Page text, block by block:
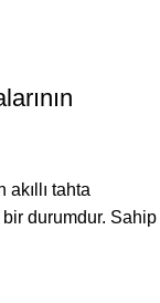
tahta
bir durumdur. Sahip